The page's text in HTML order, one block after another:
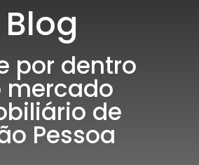
Blog
por dentro
mercado
de
Pessoa